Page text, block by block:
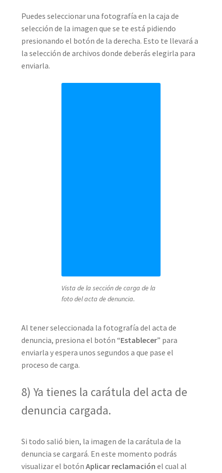
Puedes seleccionar una fotografía en la caja de
selección de la imagen que se te está pidiendo
presionando el botón de la derecha. Esto te llevará a
la selección de archivos donde deberás elegirla para
enviarla.
Vista de la sección de carga de la
foto del acta de denuncia.
Al tener seleccionada la fotografía del acta de
denuncia, presiona el botón “Establecer” para
enviarla y espera unos segundos a que pase el
proceso de carga.
8) Ya tienes la carátula del acta de
denuncia cargada.
Si todo salió bien, la imagen de la carátula de la
denuncia se cargará. En este momento podrás
visualizar el botón Aplicar reclamación el cual al